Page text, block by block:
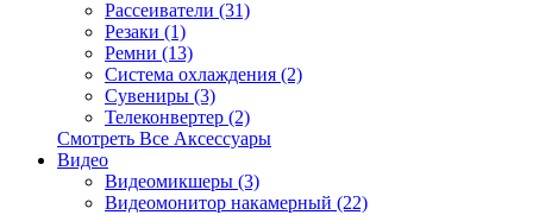
Рассеиватели (31)
Резаки (1)
Ремни (13)
Система охлаждения (2)
Сувениры (3)
Телеконвертер (2)
Смотреть Все Аксессуары
Видео
Видеомикшеры (3)
Видеомонитор накамерный (22)